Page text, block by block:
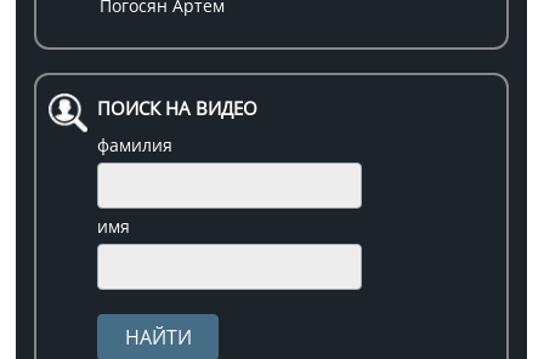
Погосян Артем
ПОИСК НА ВИДЕО
фамилия
имя